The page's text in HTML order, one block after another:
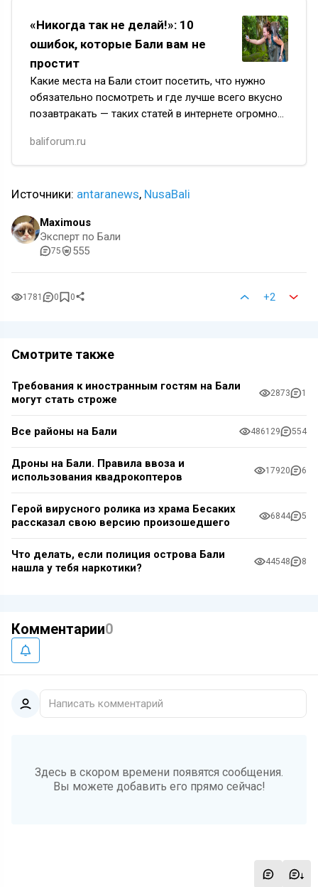
«Никогда так не делай!»: 10
ошибок, которые Бали вам не
простит
Какие места на Бали стоит посетить, что нужно
обязательно посмотреть и где лучше всего вкусно
позавтракать — таких статей в интернете огромное
острове…
baliforum.ru
Источники: antaranews, NusaBali
Maximous
Эксперт по Бали
75 555
1781 0 0 +2
Смотрите также
Требования к иностранным гостям на Бали
могут стать строже
2873 1
Все районы на Бали 486129 554
Дроны на Бали. Правила ввоза и
использования квадрокоптеров
17920 6
Герой вирусного ролика из храма Бесаких
рассказал свою версию произошедшего
6844 5
Что делать, если полиция острова Бали
нашла у тебя наркотики?
44548 8
Комментарии0
Написать комментарий
Здесь в скором времени появятся сообщения.
Вы можете добавить его прямо сейчас!